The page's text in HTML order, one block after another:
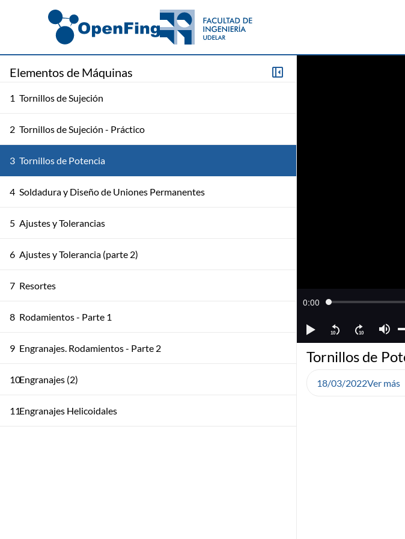
Elementos de Máquinas
1 Tornillos de Sujeción
2 Tornillos de Sujeción - Práctico
3 Tornillos de Potencia
4 Soldadura y Diseño de Uniones Permanentes
5 Ajustes y Tolerancias
6 Ajustes y Tolerancia (parte 2)
7 Resortes
8 Rodamientos - Parte 1
9 Engranajes. Rodamientos - Parte 2
10Engranajes (2)
11Engranajes Helicoidales
Tornillos de
18/03/2022Ver más